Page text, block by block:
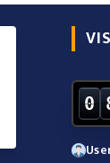
0